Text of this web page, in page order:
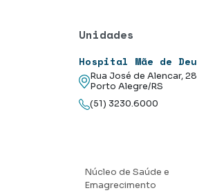
Unidades
Hospital Mãe de
Rua José de Alencar,
Porto Alegre/RS
(51) 3230.6000
Núcleo de Saúde e
Emagrecimento